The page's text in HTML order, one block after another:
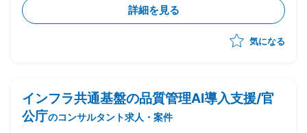
・ABAP開発関連のAMO保守引継ぎタスクの推進(本稼
働フェーズ)
・バックオーダ処理向けアドオンプログラムの設計、ボ
詳細を見る
気になる
インフラ共通基盤の品質管理AI導入支援/官
公庁のコンサルタント求人・案件